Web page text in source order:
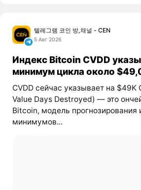
텔레그램 코인 방,채널 - CEN
5 Авг 2026
Индекс Bitcoin CVDD
минимум цикла около
CVDD сейчас указывает на $49K
Value Days Destroyed) — это
Bitcoin, модель прогнозирования
минимумов...